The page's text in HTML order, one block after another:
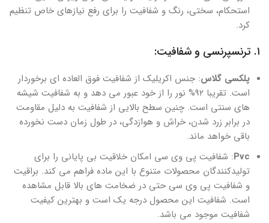
استحکام، سختی، رنگ و شفافیت را برای رفع نیازهای خاص تنظیم
کرد.
۱. ترنسپرنسی و شفافیت:
پلکسی گلاس: جنس اکریلیک از شفافیت فوق العاده ای برخوردار
است. تقریبا ۹۲% نور را از خود عبور می دهد و به شفافیت شیشه
های سنتی است. چنین سطح بالایی از شفافیت به دلیل مقاومت
در برابر زرد شدن، خراش و هوازدگی، در طول زمان دست نخورده
باقی خواهد ماند.
Pvc: شفافیت پی وی سی امکان خلاقیت بی پایانی را برای
تولیدکنندگان محصولات متنوع با این ماده فراهم می کند. براقیت
و شفافیت پی وی سی حتی در ضخامت های بالا قابل مشاهده
است. شفافیت این محصول درجه یک است و بهترین کیفیت
شفافیت موجود می باشد.